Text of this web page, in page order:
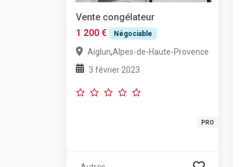
Vente congélateur
1 200 €
Négociable
Aiglun,Alpes-de-Haute-Provence
3 février 2023
PRO